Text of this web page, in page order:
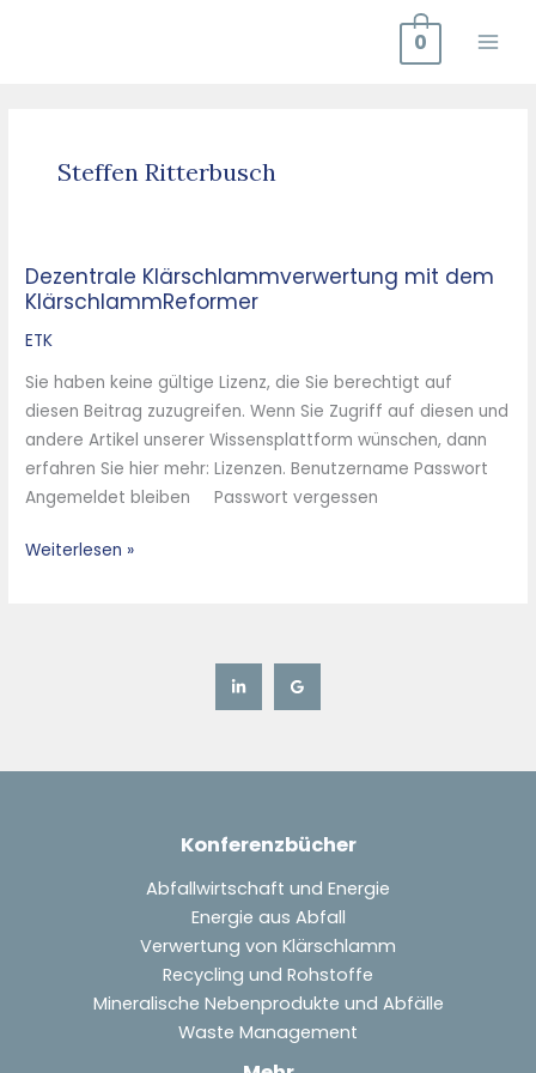
0
Steffen Ritterbusch
Dezentrale Klärschlammverwertung mit dem
KlärschlammReformer
ETK
Sie haben keine gültige Lizenz, die Sie berechtigt auf
diesen Beitrag zuzugreifen. Wenn Sie Zugriff auf diesen und
andere Artikel unserer Wissensplattform wünschen, dann
erfahren Sie hier mehr: Lizenzen. Benutzername Passwort
Angemeldet bleiben Passwort vergessen
Dezentrale
Klärschlammverwertung
mit
KlärschlammReformer
Weiterlesen »
Konferenzbücher
Abfallwirtschaft und Energie
Energie aus Abfall
Verwertung von Klärschlamm
Recycling und Rohstoffe
Mineralische Nebenprodukte und Abfälle
Waste Management